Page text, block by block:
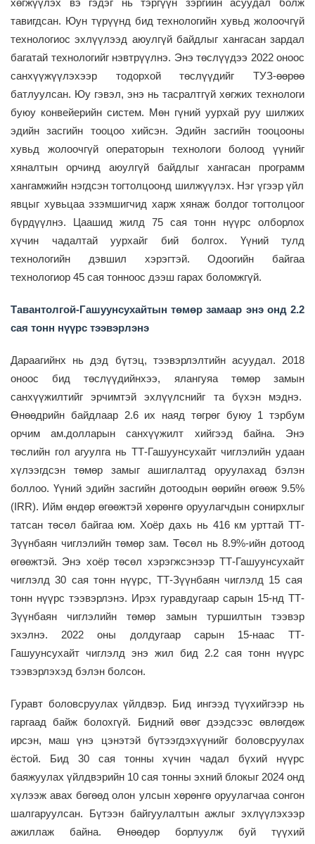
хөгжүүлэх вэ гэдэг нь тэргүүн зэргийнасуудал болж
тавигдсан. Юун түрүүнд бид технологийн хувьд жолоочгүй
технологиос эхлүүлээд аюулгүй байдлыг хангасан зардал
багатай технологийг нэвтрүүлнэ. Энэ төслүүдээ 2022 оноос
санхүүжүүлэхээр тодорхой төслүүдийг ТУЗ-өөрөө
батлуулсан. Юу гэвэл, энэ нь тасралтгүй хөгжих технологи
буюу конвейерийн систем. Мөн гүний уурхай руу шилжих
эдийн засгийн тооцоо хийсэн. Эдийн засгийн тооцооны
хувьд жолоочгүй операторын технологиболоод үүнийг
хяналтын орчинд аюулгүй байдлыг хангасан программ
хангамжийн нэгдсэн тогтолцоонд шилжүүлэх. Нэг үгээр үйл
явцыг хувьцаа эзэмшигчид харжхянаж болдогтогтолцоог
бүрдүүлнэ.
Цаашид жилд 75 сая тонн нүүрс олборлох
хүчин чадалтай уурхайг бий болгох. Үүний тулд
технологийн дэвшил хэрэгтэй. Одоогийн байгаа
технологиор 45 сая тонноос дээш гарах боломжгүй.
Тавантолгой-Гашуунсухайтын төмөр замаар энэ онд 2.2
сая тонн нүүрс тээвэрлэнэ
Дараагийнх нь дэд бүтэц, тээвэрлэлтийн асуудал. 2018
оноос бид төслүүдийнхээ, ялангуяа төмөр замын
санхүүжилтийг эрчимтэй эхлүүлснийг та бүхэн мэднэ.
Өнөөдрийн байдлаар 2.6 их наяд төгрөг буюу 1 тэрбум
орчим ам.долларын санхүүжилт хийгээд байна. Энэ
төслийн гол агуулга нь ТТ-Гашуунсухайтчиглэлийн удаан
хүлээгдсэн төмөр замыг ашиглалтад оруулахад бэлэн
боллоо. Үүний эдийн засгийн дотоодын өөрийн өгөөж 9.5%
(IRR). Ийм өндөр өгөөжтэй хөрөнгө оруулагчдын сонирхлыг
татсан төсөл байгаа юм. Хоёр дахь нь 416 кмурттайТТ-
Зүүнбаян чиглэлийн төмөр зам. Төсөл нь 8.9%-ийн дотоод
өгөөжтэй. Энэ хоёр төсөл хэрэгжсэнээр ТТ-Гашуунсухайт
чиглэлд 30 сая тонн нүүрс, ТТ-Зүүнбаянчиглэлд 15 сая
тонн нүүрс тээвэрлэнэ. Ирэх гуравдугаар сарын 15-нд ТТ-
Зүүнбаян чиглэлийн төмөр замын туршилтын тээвэр
эхэлнэ. 2022 оны долдугаар сарын 15-наас ТТ-
Гашуунсухайт чиглэлд энэ жил бид 2.2 сая тонн нүүрс
тээвэрлэхэд бэлэн болсон.
Гуравт боловсруулах үйлдвэр. Бид ингээд түүхийгээр нь
гаргаад байж болохгүй. Бидний өвөг дээдсээс өвлөгдөж
ирсэн, маш үнэ цэнэтэй бүтээгдэхүүнийг боловсруулах
ёстой. Бид 30 сая тонны хүчин чадал бүхий нүүрс
баяжуулах үйлдвэрийн 10 сая тонны эхний блокыг 2024 онд
хүлээж авах бөгөөд олон улсын хөрөнгө оруулагчаа сонгон
шалгаруулсан. Бүтээн байгуулалтын ажлыг эхлүүлэхээр
ажиллаж байна. Өнөөдөр борлуулж буй түүхий